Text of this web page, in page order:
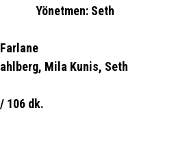
Yönetmen: Seth
Mila Kunis, Seth
106 dk.